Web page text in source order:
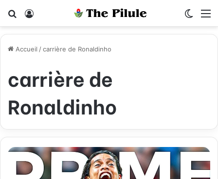
Rechercher
Accueil /carrière de Ronaldinho
carrière de
Ronaldinho